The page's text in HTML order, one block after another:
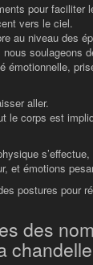
pour faciliter
vers le ciel.
au niveau des
nous soulageons
émotionnelle,
aller.
le corps est
et émotions
postures pour
des